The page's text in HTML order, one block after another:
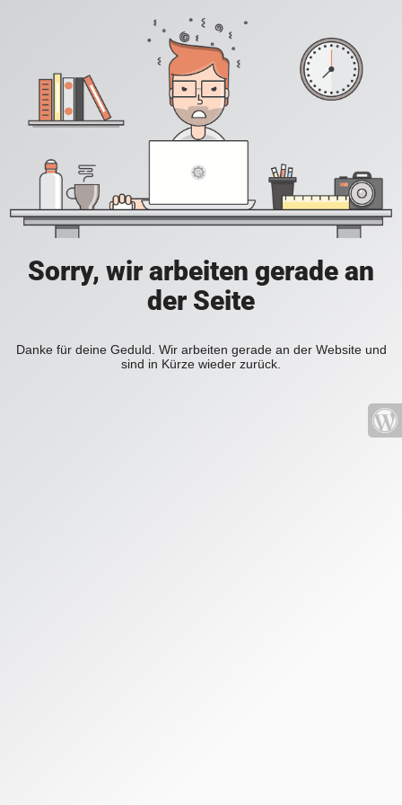
Sorry, wir arbeiten gerade an
der Seite
Danke für deine Geduld. Wir arbeiten gerade an der Website und
sind in Kürze wieder zurück.